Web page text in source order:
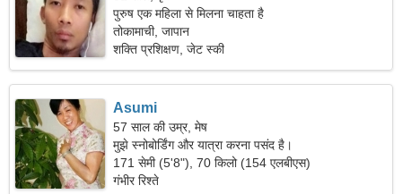
पुरुष एक महिला से मिलना चाहता है
तोकामाची, जापान
शक्ति प्रशिक्षण, जेट स्की
Asumi
57 साल की उम्र, मेष
मुझे स्नोबोर्डिंग और यात्रा करना पसंद है।
171 सेमी (5'8"), 70 किलो (154 एलबीएस)
गंभीर रिश्ते